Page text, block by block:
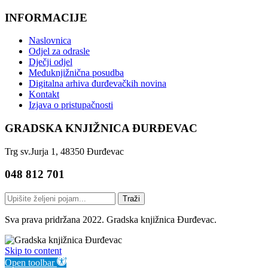
INFORMACIJE
Naslovnica
Odjel za odrasle
Dječji odjel
Međuknjižnična posudba
Digitalna arhiva đurđevačkih novina
Kontakt
Izjava o pristupačnosti
GRADSKA KNJIŽNICA ĐURĐEVAC
Trg sv.Jurja 1, 48350 Đurđevac
048 812 701
Traži
Sva prava pridržana 2022. Gradska knjižnica Đurđevac.
Skip to content
Open toolbar